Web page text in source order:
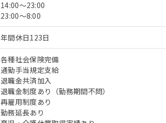
14:00～23:00
23:00～8:00
年間休日123日
各種社会保険完備
通勤手当規定支給
退職金共済加入
退職金制度あり（勤務期間不問）
再雇用制度あり
勤務延長あり